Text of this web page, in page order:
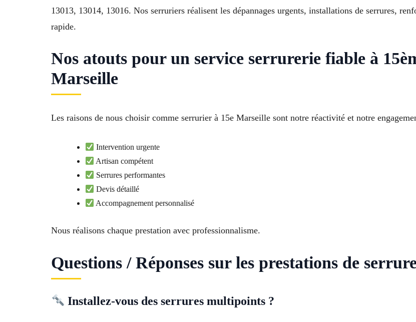
13013, 13014, 13016. Nos serruriers réalisent les dépannages urgents, installations de serrures,
rapide.
Nos atouts pour un service serrurerie fiable à
Marseille
Les raisons de nous choisir comme serrurier à 15e Marseille sont notre réactivité et notre
Intervention urgente
Artisan compétent
Serrures performantes
Devis détaillé
Accompagnement personnalisé
Nous réalisons chaque prestation avec professionnalisme.
Questions / Réponses sur les prestations de
Installez-vous des serrures multipoints ?